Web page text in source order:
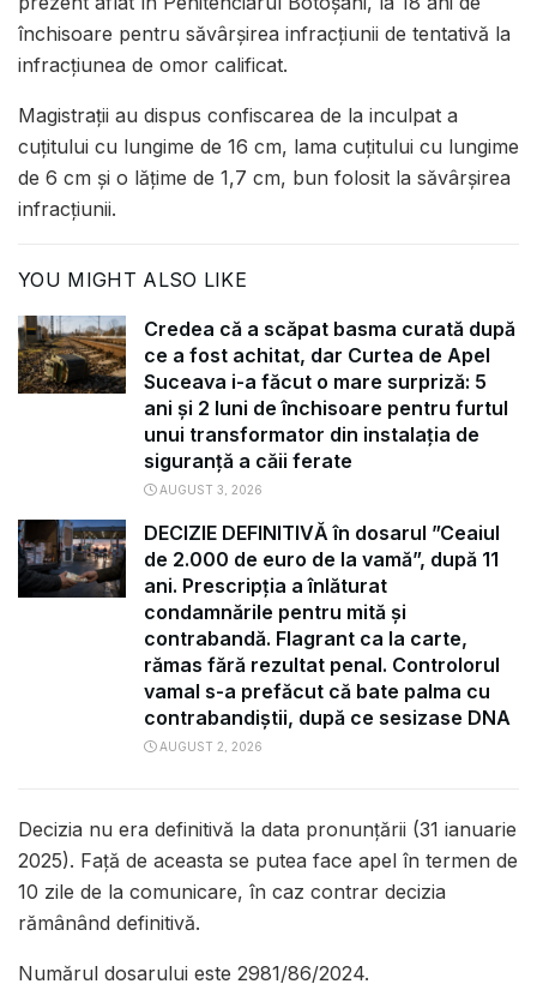
închisoare pentru săvârșirea infracțiunii de tentativă la
infracțiunea de omor calificat.
Magistrații au dispus confiscarea de la inculpat a
cuțitului cu lungime de 16 cm, lama cuțitului cu lungime
de 6 cm și o lățime de 1,7 cm, bun folosit la săvârșirea
infracțiunii.
YOU MIGHT ALSO LIKE
Credea că a scăpat basma curată după
ce a fost achitat, dar Curtea de Apel
Suceava i-a făcut o mare surpriză: 5
ani și 2 luni de închisoare pentru furtul
unui transformator din instalația de
siguranță a căii ferate
AUGUST 3, 2026
DECIZIE DEFINITIVĂ în dosarul ”Ceaiul
de 2.000 de euro de la vamă”, după 11
ani. Prescripția a înlăturat
condamnările pentru mită și
contrabandă. Flagrant ca la carte,
rămas fără rezultat penal. Controlorul
vamal s-a prefăcut că bate palma cu
contrabandiștii, după ce sesizase DNA
AUGUST 2, 2026
Decizia nu era definitivă la data pronunțării (31 ianuarie
2025). Față de aceasta se putea face apel în termen de
10 zile de la comunicare, în caz contrar decizia
rămânând definitivă.
Numărul dosarului este 2981/86/2024.